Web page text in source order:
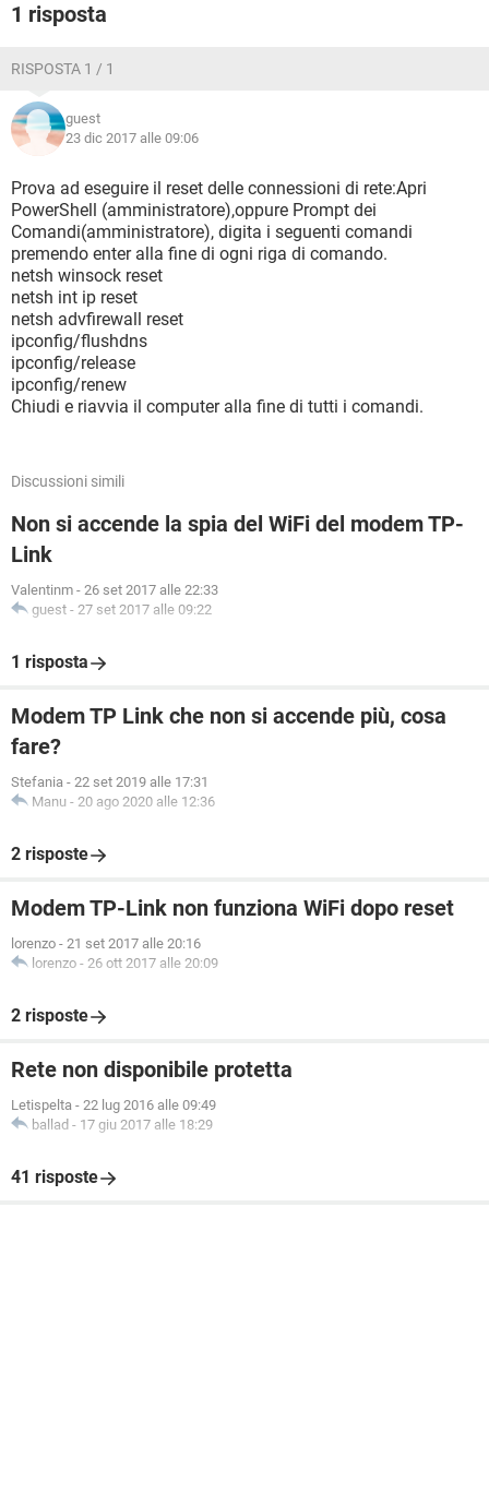
1 risposta
RISPOSTA 1 / 1
guest
23 dic 2017 alle 09:06
Prova ad eseguire il reset delle connessioni di rete:Apri
PowerShell (amministratore),oppure Prompt dei
Comandi(amministratore), digita i seguenti comandi
premendo enter alla fine di ogni riga di comando.
netsh winsock reset
netsh int ip reset
netsh advfirewall reset
ipconfig/flushdns
ipconfig/release
ipconfig/renew
Chiudi e riavvia il computer alla fine di tutti i comandi.
Discussioni simili
Non si accende la spia del WiFi del modem TP-
Link
Valentinm - 26 set 2017 alle 22:33
guest - 27 set 2017 alle 09:22
1 risposta
Modem TP Link che non si accende più, cosa
fare?
Stefania - 22 set 2019 alle 17:31
Manu - 20 ago 2020 alle 12:36
2 risposte
Modem TP-Link non funziona WiFi dopo reset
lorenzo - 21 set 2017 alle 20:16
lorenzo - 26 ott 2017 alle 20:09
2 risposte
Rete non disponibile protetta
Letispelta - 22 lug 2016 alle 09:49
ballad - 17 giu 2017 alle 18:29
41 risposte